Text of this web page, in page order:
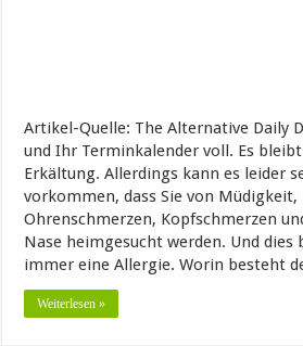
Artikel-Quelle: The Alternative Daily
und Ihr Terminkalender voll. Es
Erkältung. Allerdings kann es leider
vorkommen, dass Sie von Müdigkeit,
Ohrenschmerzen, Kopfschmerzen
Nase heimgesucht werden. Und dies
immer eine Allergie. Worin besteht
Weiterlesen »